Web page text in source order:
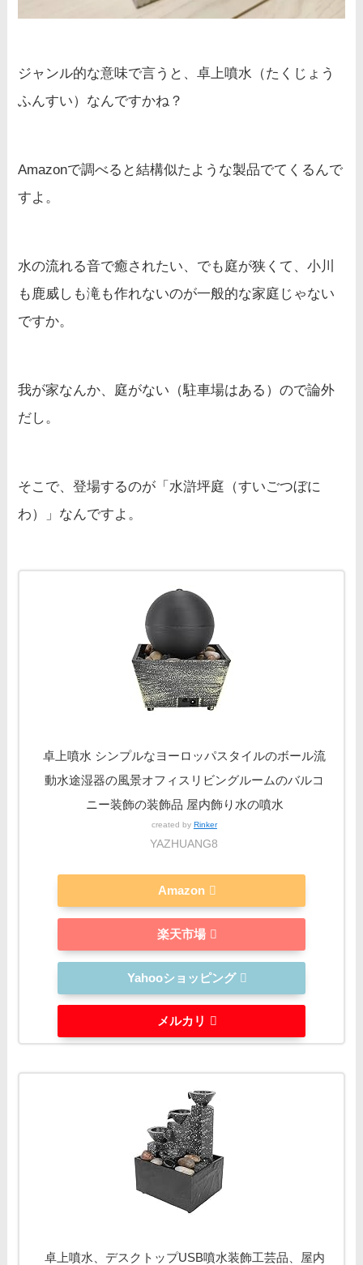
ジャンル的な意味で言うと、卓上噴水（たくじょう
ふんすい）なんですかね？
Amazonで調べると結構似たような製品でてくるんで
すよ。
水の流れる音で癒されたい、でも庭が狭くて、小川
も鹿威しも滝も作れないのが一般的な家庭じゃない
ですか。
我が家なんか、庭がない（駐車場はある）ので論外
だし。
そこで、登場するのが「水滸坪庭（すいごつぼに
わ）」なんですよ。
卓上噴水 シンプルなヨーロッパスタイルのボール流
動水途湿器の風景オフィスリビングルームのバルコ
ニー装飾の装飾品 屋内飾り水の噴水
created by Rinker
YAZHUANG8
Amazon
楽天市場
Yahooショッピング
メルカリ
卓上噴水、デスクトップUSB噴水装飾工芸品、屋内